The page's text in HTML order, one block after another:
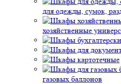
для одежды, сумок,
хозяйственные
газовых баллонов